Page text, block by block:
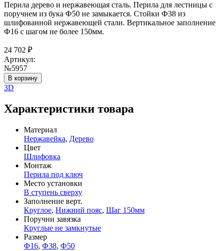
Перила дерево и нержавеющая сталь. Перила для лестницы с
поручнем из бука Ф50 не замыкается. Стойки Ф38 из
шлифованной нержавеющей стали. Вертикальное заполнение
Ф16 с шагом не более 150мм.
24 702 ₽
Артикул:
№5957
В корзину
3D
Характеристики товара
Материал
Нержавейка, Дерево
Цвет
Шлифовка
Монтаж
Перила под ключ
Место установки
В ступень сверху
Заполнение верт.
Круглое, Нижний пояс, Шаг 150мм
Поручни завязка
Круглые не замкнутые
Размер
Ф16, Ф38, Ф50